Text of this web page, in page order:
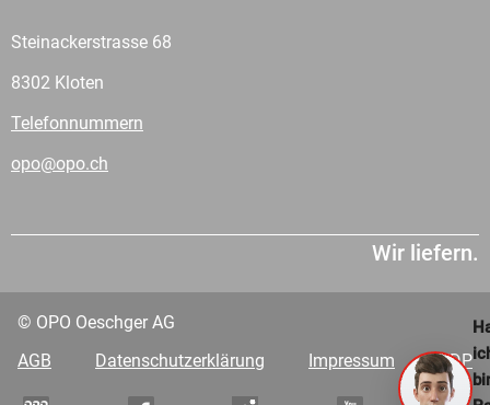
Steinackerstrasse 68
8302 Kloten
Telefonnummern
opo@opo.ch
Wir liefern.
© OPO Oeschger AG
AGB
Datenschutzerklärung Impressum VDP